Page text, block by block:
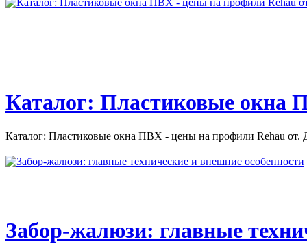
Каталог: Пластиковые окна
Каталог: Пластиковые окна ПВХ - цены на профили Rehau от.
Забор-жалюзи: главные